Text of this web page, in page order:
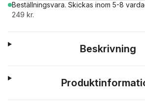
Beställningsvara. Skickas inom 5-8
249 kr.
Beskrivning